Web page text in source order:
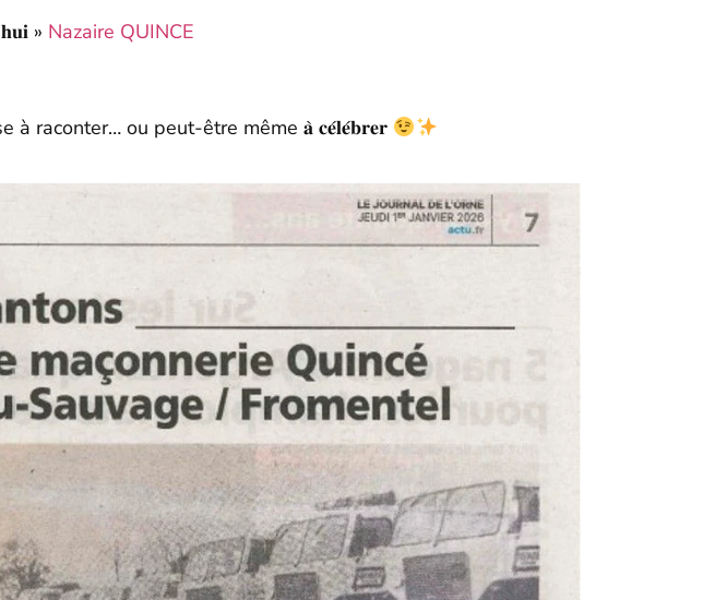
» Nazaire QUINCE
raconter… ou peut-être même 𝐚̀ 𝐜𝐞́𝐥𝐞́𝐛𝐫𝐞𝐫